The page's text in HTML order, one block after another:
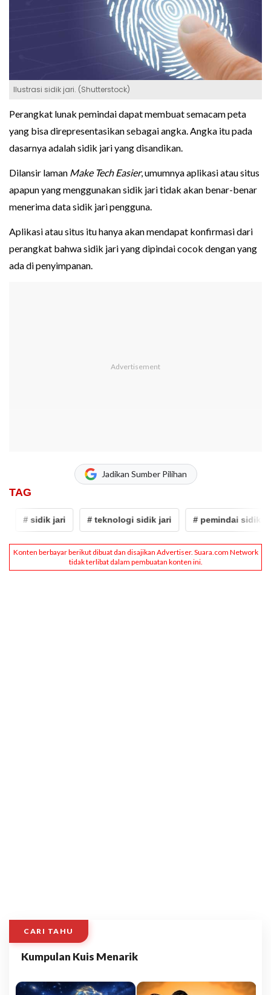
Ilustrasi sidik jari. (Shutterstock)
Perangkat lunak pemindai dapat membuat semacam peta
yang bisa direpresentasikan sebagai angka. Angka itu pada
dasarnya adalah sidik jari yang disandikan.
Dilansir laman Make Tech Easier, umumnya aplikasi atau situs
apapun yang menggunakan sidik jari tidak akan benar-benar
menerima data sidik jari pengguna.
Aplikasi atau situs itu hanya akan mendapat konfirmasi dari
perangkat bahwa sidik jari yang dipindai cocok dengan yang
ada di penyimpanan.
Jadikan Sumber Pilihan
TAG
# sidik jari # teknologi sidik jari # pemindai sidik jari
CARI TAHU
Kumpulan Kuis Menarik